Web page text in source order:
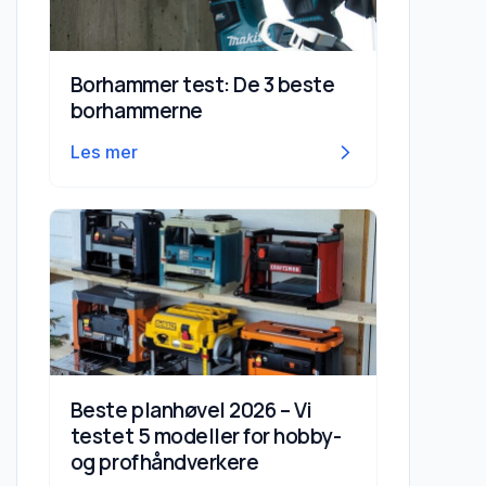
8) Lenovo ThinkReality A6
– best for AR/MR (pro)
Sammenligning (kort)
Kjøpeguide (kort)
Konklusjon
Beste VR-briller 2025 –
vår topp 8
Slik vurderte vi
Borhammer test: De 3 beste
borhammerne
Les mer
Beste planhøvel 2026 – Vi
testet 5 modeller for hobby-
og profhåndverkere